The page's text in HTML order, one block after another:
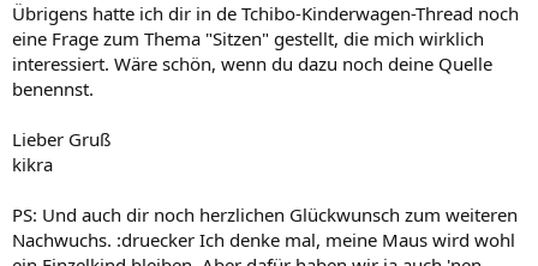
Übrigens hatte ich dir in de Tchibo-Kinderwagen-Thread noch
eine Frage zum Thema "Sitzen" gestellt, die mich wirklich
interessiert. Wäre schön, wenn du dazu noch deine Quelle
benennst.
Lieber Gruß
kikra
PS: Und auch dir noch herzlichen Glückwunsch zum weiteren
Nachwuchs. :druecker Ich denke mal, meine Maus wird wohl